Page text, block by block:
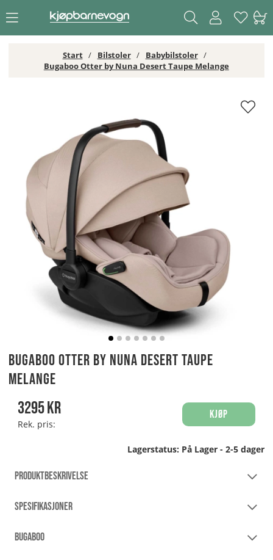
Start Bilstoler
Babybilstoler
Bugaboo Otter by Nuna Desert Taupe Melange
Bugaboo Otter by Nuna Desert Taupe
Melange
3295kr
Rek. pris:
Kjøp
Lagerstatus: På Lager - 2-5 dager
PRODUKTBESKRIVELSE
SPESIFIKASJONER
BUGABOO